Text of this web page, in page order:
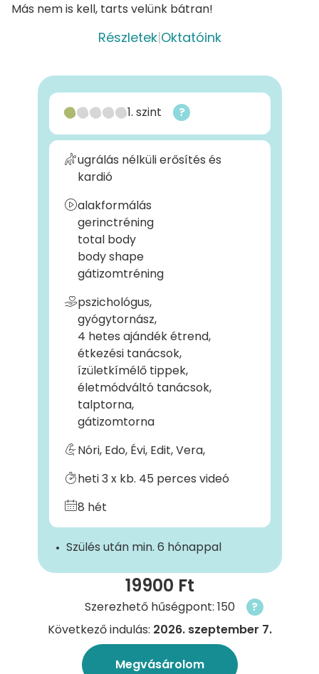
Részletek|Oktatóink
Más nem is kell, tarts velünk bátran!
1. szint ?
ugrálás nélküli erősítés és
kardió
alakformálás
gerinctréning
total body
body shape
gátizomtréning
pszichológus,
gyógytornász,
4 hetes ajándék étrend,
étkezési tanácsok,
ízületkímélő tippek,
életmódváltó tanácsok,
talptorna,
gátizomtorna
Nóri, Edo, Évi, Edit, Vera,
heti 3 x kb. 45 perces videó
8 hét
Szülés után min. 6 hónappal
19900 Ft
Szerezhető hűségpont: 150
?
Következő indulás: 2026. szeptember 7.
Megvásárolom